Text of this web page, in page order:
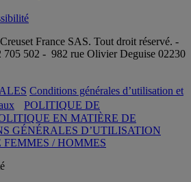
France SAS. Tout droit réservé. -
705 502 - 982 rue Olivier Deguise 02230
Conditions générales d’utilisation et
POLITIQUE DE
EN MATIÈRE DE
GÉNÉRALES D’UTILISATION
/ HOMMES